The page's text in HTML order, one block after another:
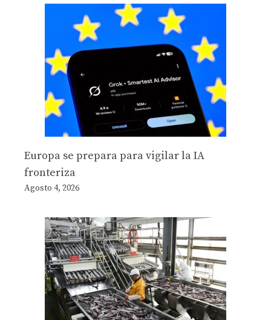
Europa se prepara para vigilar la IA
fronteriza
Agosto 4, 2026